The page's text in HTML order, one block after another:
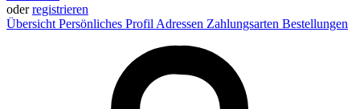
oderregistrieren
Übersicht Persönliches Profil Adressen Zahlungsarten Bestellungen